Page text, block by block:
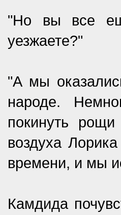
"Но вы все
уезжаете?"
"А мы
народе.
покинуть
воздуха
времени, и мы
Камдида